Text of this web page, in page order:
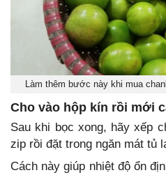
Làm thêm bước này khi mua
Cho vào hộp kín rồi mới
Sau khi bọc xong, hãy xếp
zip rồi đặt trong ngăn mát tủ
Cách này giúp nhiệt độ ổn